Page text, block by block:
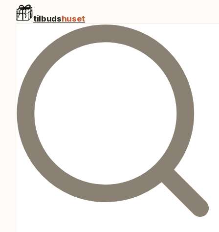
tilbudshuset